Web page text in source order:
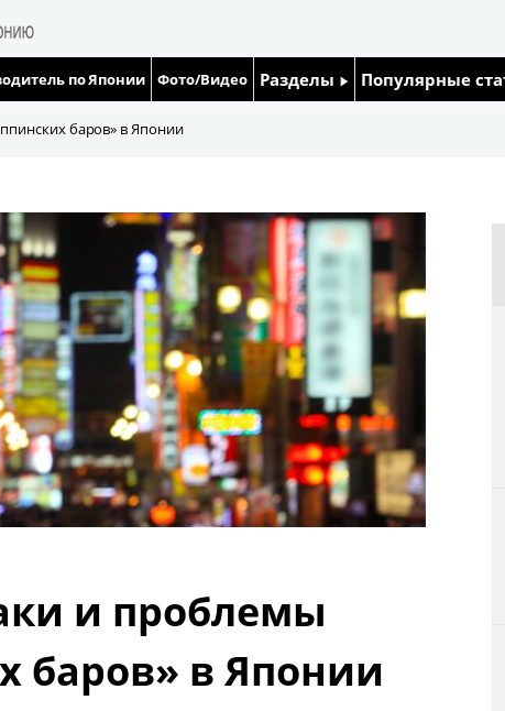
по Японии Фото/Видео Разделы
Политика
Экономика
Общество
Культура
Жизнь
Технологии
Популярные
Семья
Еда и напитки
баров» в Японии
и проблемы
баров» в Японии